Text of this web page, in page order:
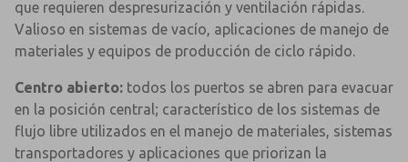
que requieren despresurización y ventilación rápidas.
Valioso en sistemas de vacío, aplicaciones de manejo de
materiales y equipos de producción de ciclo rápido.
Centro abierto: todos los puertos se abren para evacuar
en la posición central; característico de los sistemas de
flujo libre utilizados en el manejo de materiales, sistemas
transportadores y aplicaciones que priorizan la